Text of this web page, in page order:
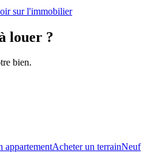
sur l'immobilier
louer ?
bien.
appartementAcheter un terrainNeuf